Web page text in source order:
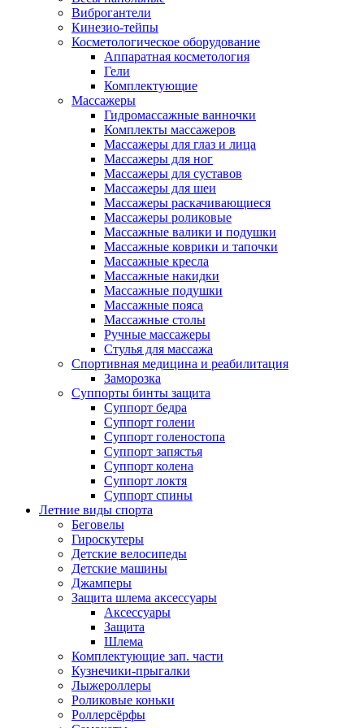
Виброгантели
Кинезио-тейпы
Косметологическое оборудование
Аппаратная косметология
Гели
Комплектующие
Массажеры
Гидромассажные ванночки
Комплекты массажеров
Массажеры для глаз и лица
Массажеры для ног
Массажеры для суставов
Массажеры для шеи
Массажеры раскачивающиеся
Массажеры роликовые
Массажные валики и подушки
Массажные коврики и тапочки
Массажные кресла
Массажные накидки
Массажные подушки
Массажные пояса
Массажные столы
Ручные массажеры
Стулья для массажа
Спортивная медицина и реабилитация
Заморозка
Суппорты бинты защита
Суппорт бедра
Суппорт голени
Суппорт голеностопа
Суппорт запястья
Суппорт колена
Суппорт локтя
Суппорт спины
Летние виды спорта
Беговелы
Гироскутеры
Детские велосипеды
Детские машины
Джамперы
Защита шлема аксессуары
Аксессуары
Защита
Шлема
Комплектующие зап. части
Кузнечики-прыгалки
Лыжероллеры
Роликовые коньки
Роллерсёрфы